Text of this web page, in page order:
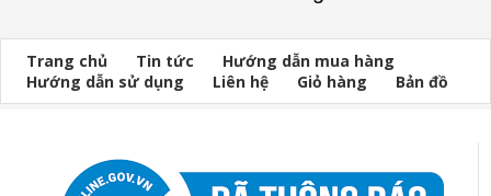
Trang chủ Tin tức
Hướng dẫn mua hàng
Hướng dẫn sử dụng
Liên hệ Giỏ hàng Bản đồ